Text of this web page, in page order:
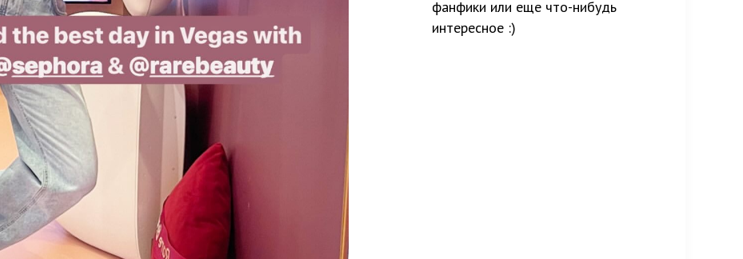
фанфики или еще что-нибудь
интересное :)